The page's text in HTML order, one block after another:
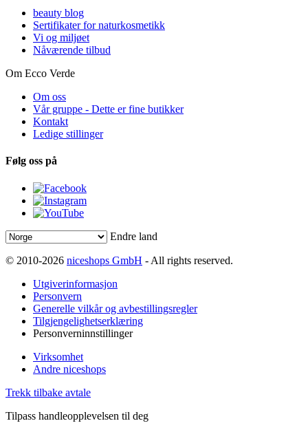
beauty blog
Sertifikater for naturkosmetikk
Vi og miljøet
Nåværende tilbud
Om Ecco Verde
Om oss
Vår gruppe - Dette er fine butikker
Kontakt
Ledige stillinger
Følg oss på
Endre land
© 2010-2026 niceshops GmbH - All rights reserved.
Utgiverinformasjon
Personvern
Generelle vilkår og avbestillingsregler
Tilgjengelighetserklæring
Personverninnstillinger
Virksomhet
Andre niceshops
Trekk tilbake avtale
Tilpass handleopplevelsen til deg